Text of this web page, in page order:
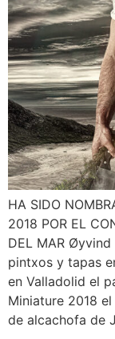
HA SIDO
2018 POR EL
DEL MAR
pintxos y tapas
en Valladolid el
Miniature 2018
de alcachofa de